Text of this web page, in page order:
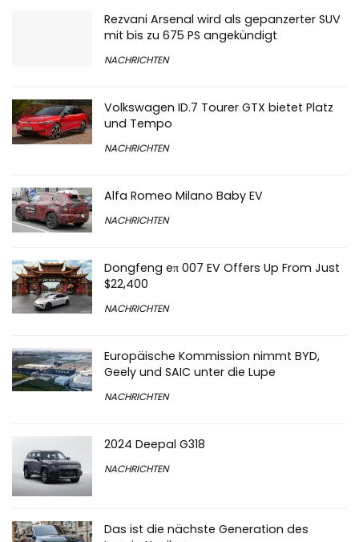
Rezvani Arsenal wird als gepanzerter SUV
mit bis zu 675 PS angekündigt
NACHRICHTEN
Volkswagen ID.7 Tourer GTX bietet Platz
und Tempo
NACHRICHTEN
Alfa Romeo Milano Baby EV
NACHRICHTEN
Dongfeng eπ 007 EV Offers Up From Just
$22,400
NACHRICHTEN
Europäische Kommission nimmt BYD,
Geely und SAIC unter die Lupe
NACHRICHTEN
2024 Deepal G318
NACHRICHTEN
Das ist die nächste Generation des